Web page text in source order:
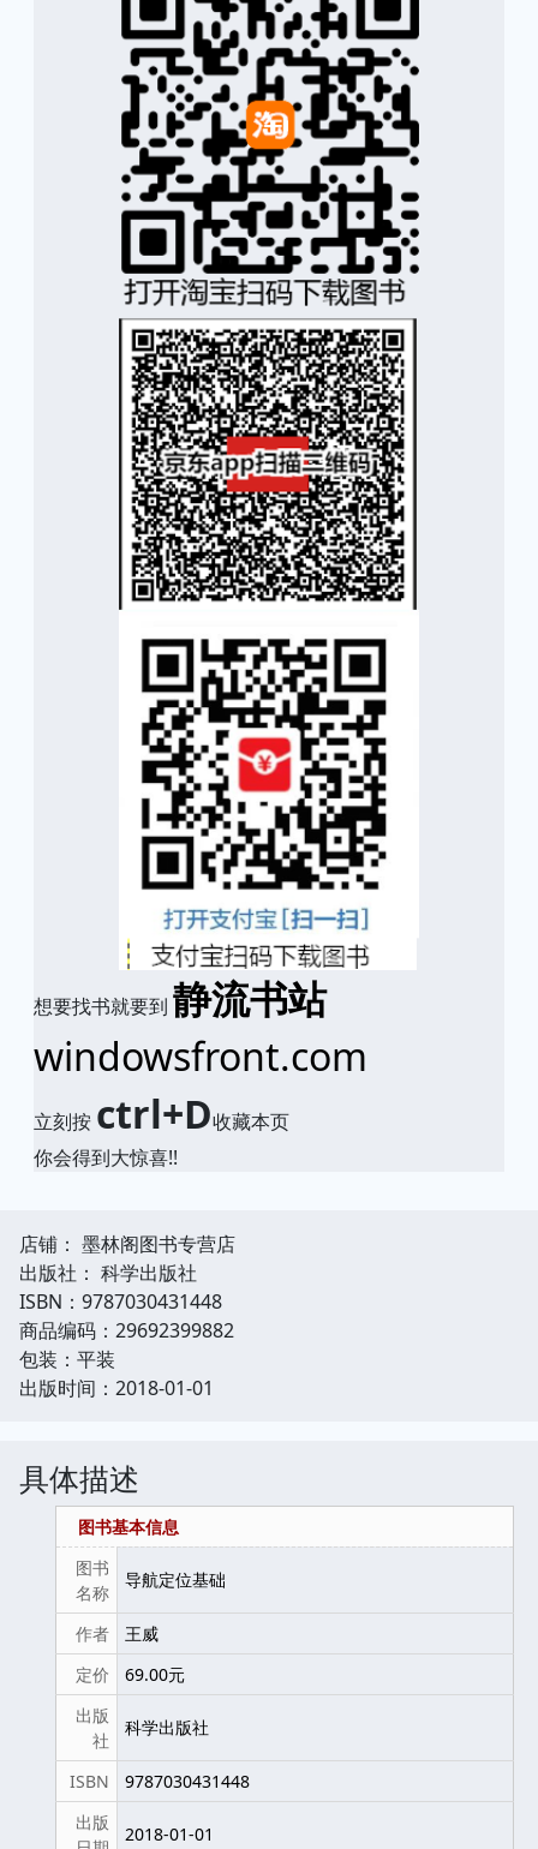
想要找书就要到 静流书站
windowsfront.com
立刻按 ctrl+D收藏本页
你会得到大惊喜!!
店铺： 墨林阁图书专营店
出版社： 科学出版社
ISBN：9787030431448
商品编码：29692399882
包装：平装
出版时间：2018-01-01
具体描述
图书基本信息
图书
名称
导航定位基础
作者
王威
定价
69.00元
出版
社
科学出版社
ISBN
9787030431448
出版
2018-01-01